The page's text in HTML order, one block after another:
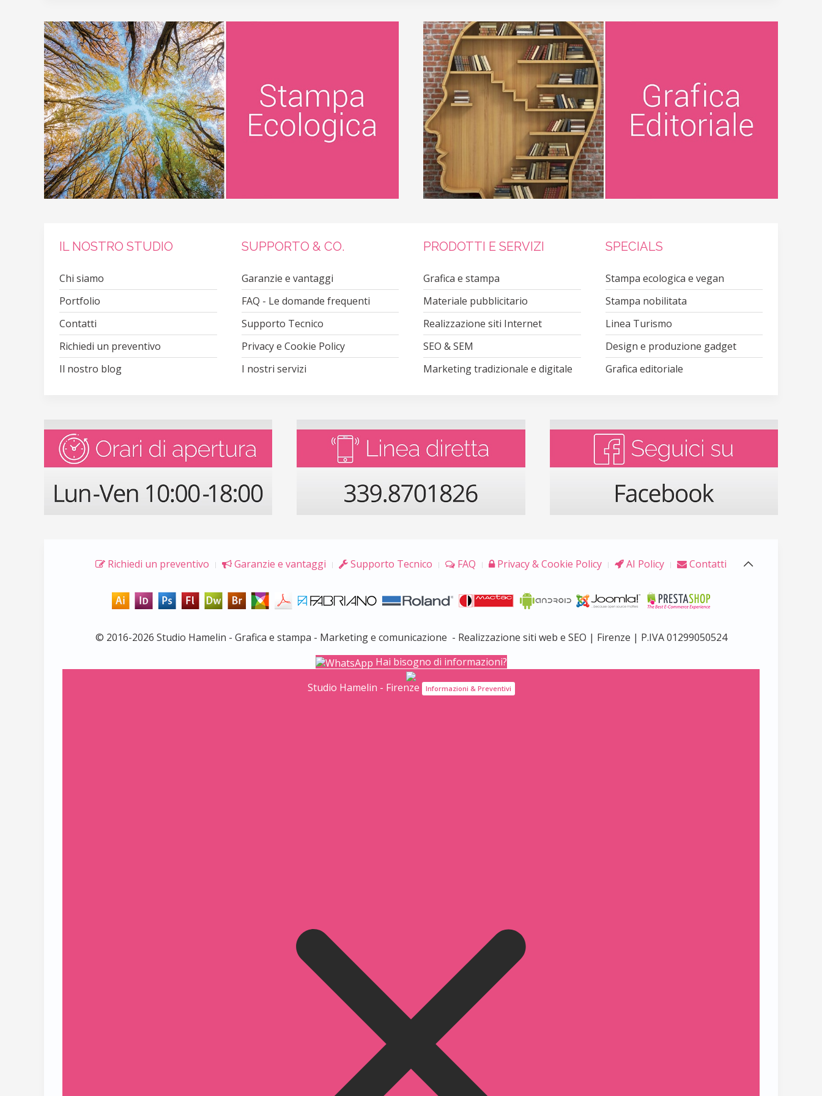
IL NOSTRO STUDIO
Chi siamo
Portfolio
Contatti
Richiedi un preventivo
Il nostro blog
SUPPORTO & CO.
Garanzie e vantaggi
FAQ - Le domande frequenti
Supporto Tecnico
Privacy e Cookie Policy
I nostri servizi
PRODOTTI E SERVIZI
Grafica e stampa
Materiale pubblicitario
Realizzazione siti Internet
SEO & SEM
Marketing tradizionale e digitale
SPECIALS
Stampa ecologica e vegan
Stampa nobilitata
Linea Turismo
Design e produzione gadget
Grafica editoriale
Richiedi un preventivo Garanzie e vantaggi Supporto Tecnico FAQ Privacy & Cookie Policy AI Policy Contatti
© 2016-2026 Studio Hamelin - Grafica e stampa - Marketing e comunicazione - Realizzazione siti web e SEO | Firenze | P.IVA 01299050524
Hai bisogno di informazioni?
Studio Hamelin - Firenze
Informazioni & Preventivi